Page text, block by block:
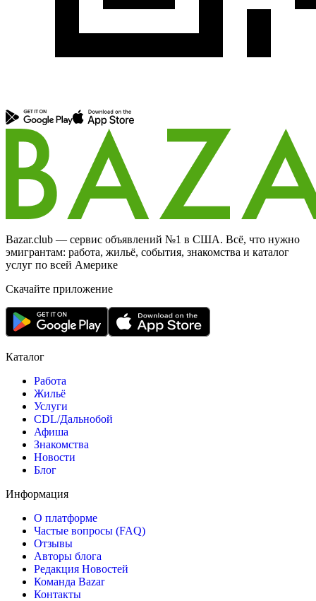
Bazar.club — сервис объявлений №1 в США. Всё, что нужно
эмигрантам: работа, жильё, события, знакомства и каталог
услуг по всей Америке
Скачайте приложение
Каталог
Работа
Жильё
Услуги
CDL/Дальнобой
Афиша
Знакомства
Новости
Блог
Информация
О платформе
Частые вопросы (FAQ)
Отзывы
Авторы блога
Редакция Новостей
Команда Bazar
Контакты